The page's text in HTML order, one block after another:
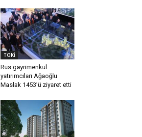
TOKİ
Rus gayrimenkul
yatırımcıları Ağaoğlu
Maslak 1453’ü ziyaret etti